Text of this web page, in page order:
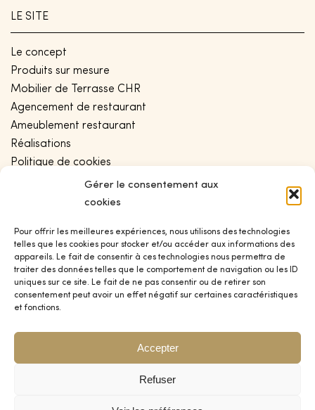
Gérer le consentement aux
cookies
Pour offrir les meilleures expériences, nous utilisons des technologies
telles que les cookies pour stocker et/ou accéder aux informations des
appareils. Le fait de consentir à ces technologies nous permettra de
traiter des données telles que le comportement de navigation ou les ID
uniques sur ce site. Le fait de ne pas consentir ou de retirer son
consentement peut avoir un effet négatif sur certaines caractéristiques
et fonctions.
Accepter
Refuser
LE SITE
Le concept
Produits sur mesure
Mobilier de Terrasse CHR
Agencement de restaurant
Ameublement restaurant
Réalisations
Politique de cookies
Conditions générales de vente
Politique de confidentialité
CONTACT
Blog
Contact
Devis